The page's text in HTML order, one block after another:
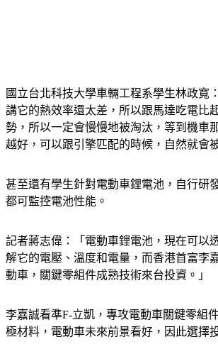
國立台北科技大學車輛工程系學生林政寬
講它的熱效率還太差，所以跟馬達吃電比
勢，所以一定會慢慢地被淘汰，等到機車
越好，可以跟引擎匹配的時候，自然就會
甚至還有學生針對電動車鋰電池，自行研
都可監控電池性能。
記者蔣志偉：「電動車鋰電池，現在可以
解它的電壓、溫度和電量，而香港首富李
動車，關鍵零組件成熟技術來台投資。」
李嘉誠看準F-立凱，專攻電動車關鍵零組
極材料，電動車未來前景看好，因此選擇